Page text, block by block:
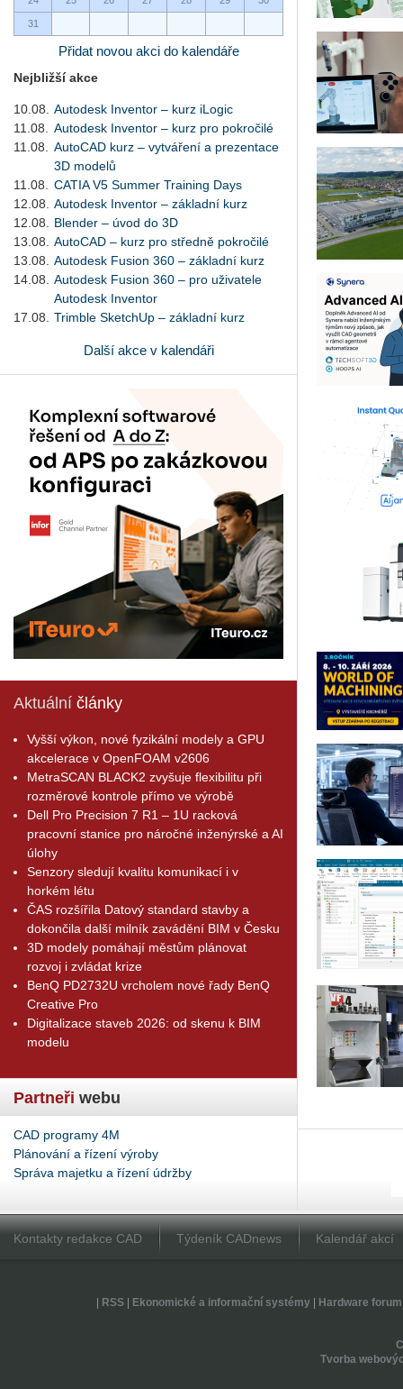
31
Přidat novou akci do kalendáře
Nejbližší akce
10.08.
Autodesk Inventor – kurz iLogic
11.08.
Autodesk Inventor – kurz pro pokročilé
11.08.
AutoCAD kurz – vytváření a prezentace
3D modelů
11.08.
CATIA V5 Summer Training Days
12.08.
Autodesk Inventor – základní kurz
12.08.
Blender – úvod do 3D
13.08.
AutoCAD – kurz pro středně pokročilé
13.08.
Autodesk Fusion 360 – základní kurz
14.08.
Autodesk Fusion 360 – pro uživatele
Autodesk Inventor
17.08.
Trimble SketchUp – základní kurz
Další akce v kalendáři
Aktuální články
Vyšší výkon, nové fyzikální modely a GPU
akcelerace v OpenFOAM v2606
MetraSCAN BLACK2 zvyšuje flexibilitu při
rozměrové kontrole přímo ve výrobě
Dell Pro Precision 7 R1 – 1U racková
pracovní stanice pro náročné inženýrské a AI
úlohy
Senzory sledují kvalitu komunikací i v
horkém létu
ČAS rozšířila Datový standard stavby a
dokončila další milník zavádění BIM v Česku
3D modely pomáhají městům plánovat
rozvoj i zvládat krize
BenQ PD2732U vrcholem nové řady BenQ
Creative Pro
Digitalizace staveb 2026: od skenu k BIM
modelu
Partneři webu
CAD programy 4M
Plánování a řízení výroby
Správa majetku a řízení údržby
Kontakty redakce CAD Týdeník CADnews Kalendář akcí
RSS| Ekonomické a informační systémy| Hardware forum
Tvorba